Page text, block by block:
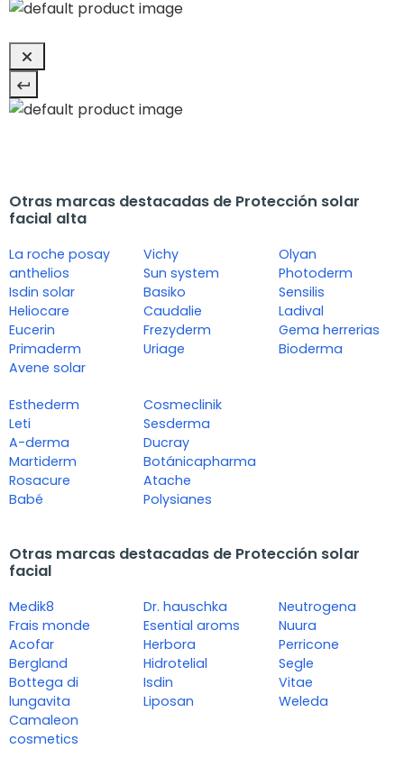
Otras marcas destacadas de Protección solar
facial alta
La roche posay
anthelios
Isdin solar
Heliocare
Eucerin
Primaderm
Avene solar
Vichy
Sun system
Basiko
Caudalie
Frezyderm
Uriage
Olyan
Photoderm
Sensilis
Ladival
Gema herrerias
Bioderma
Esthederm
Leti
A-derma
Martiderm
Rosacure
Babé
Cosmeclinik
Sesderma
Ducray
Botánicapharma
Atache
Polysianes
Otras marcas destacadas de Protección solar
facial
Medik8
Frais monde
Acofar
Bergland
Bottega di
lungavita
Camaleon
cosmetics
Dr. hauschka
Esential aroms
Herbora
Hidrotelial
Isdin
Liposan
Neutrogena
Nuura
Perricone
Segle
Vitae
Weleda